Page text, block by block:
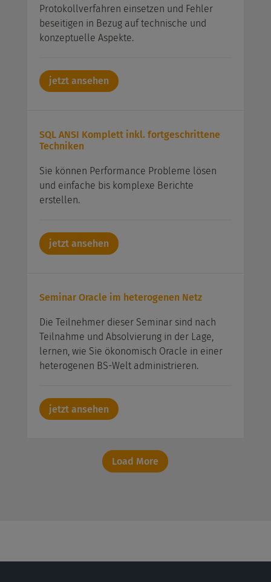
Protokollverfahren einsetzen und Fehler
beseitigen in Bezug auf technische und
konzeptuelle Aspekte.
jetzt ansehen
SQL ANSI Komplett inkl. fortgeschrittene
Techniken
Sie können Performance Probleme lösen
und einfache bis komplexe Berichte
erstellen.
jetzt ansehen
Seminar Oracle im heterogenen Netz
Die Teilnehmer dieser Seminar sind nach
Teilnahme und Absolvierung in der Lage,
lernen, wie Sie ökonomisch Oracle in einer
heterogenen BS-Welt administrieren.
jetzt ansehen
Load More